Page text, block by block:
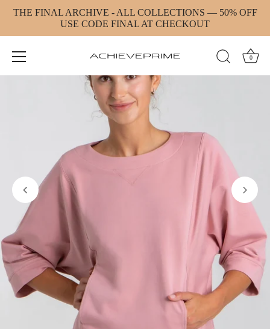
Inhalt
THE FINAL ARCHIVE - ALL COLLECTIONS — 50% OFF
USE CODE FINAL AT CHECKOUT
0